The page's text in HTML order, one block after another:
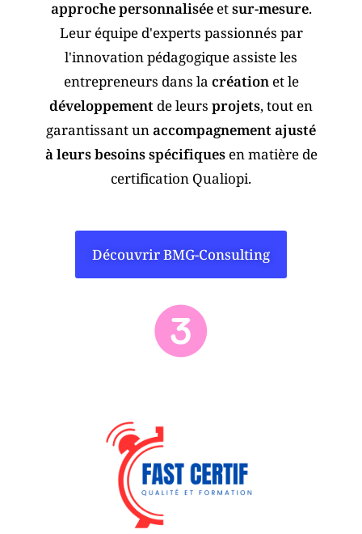
approche personnaliséeetsur-mesure.
Leur équipe d'experts passionnés par
l'innovation pédagogique assiste les
entrepreneurs dans la créationet le
développement de leurs projets, tout en
garantissant unaccompagnement ajusté
à leurs besoins spécifiquesen matière de
certification Qualiopi.
Découvrir BMG-Consulting